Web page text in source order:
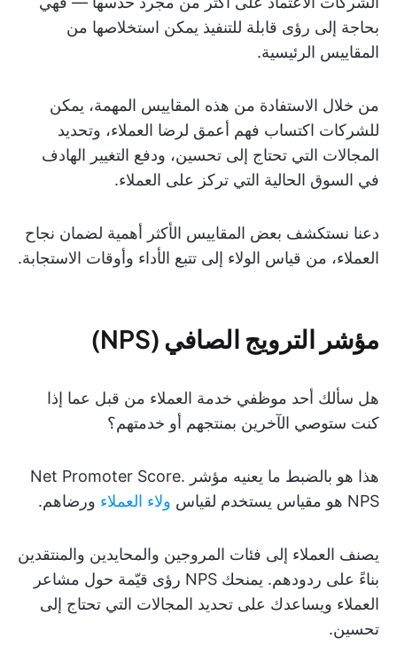
بحاجة إلى رؤى قابلة للتنفيذ يمكن استخلاصها من
المقاييس الرئيسية.
من خلال الاستفادة من هذه المقاييس المهمة، يمكن
للشركات اكتساب فهم أعمق لرضا العملاء، وتحديد
المجالات التي تحتاج إلى تحسين، ودفع التغيير الهادف
في السوق الحالية التي تركز على العملاء.
دعنا نستكشف بعض المقاييس الأكثر أهمية لضمان نجاح
العملاء، من قياس الولاء إلى تتبع الأداء وأوقات الاستجابة.
مؤشر الترويج الصافي (NPS)
هل سألك أحد موظفي خدمة العملاء من قبل عما إذا
كنت ستوصي الآخرين بمنتجهم أو خدمتهم؟
هذا هو بالضبط ما يعنيه مؤشر Net Promoter Score.
NPS هو مقياس يستخدم لقياس
ولاء العملاء ورضاهم.
يصنف العملاء إلى فئات المروجين والمحايدين والمنتقدين
بناءً على ردودهم. يمنحك NPS رؤى قيّمة حول مشاعر
العملاء ويساعدك على تحديد المجالات التي تحتاج إلى
تحسين.